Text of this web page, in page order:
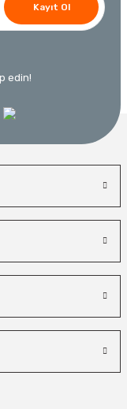
Kayıt Ol
edin!